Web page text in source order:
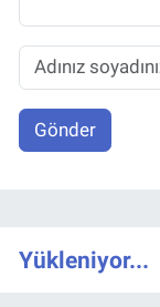
Gönder
Yükleniyor...